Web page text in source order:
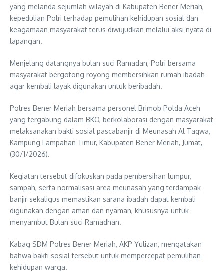
yang melanda sejumlah wilayah di Kabupaten Bener Meriah,
kepedulian Polri terhadap pemulihan kehidupan sosial dan
keagamaan masyarakat terus diwujudkan melalui aksi nyata di
lapangan.
Menjelang datangnya bulan suci Ramadan, Polri bersama
masyarakat bergotong royong membersihkan rumah ibadah
agar kembali layak digunakan untuk beribadah.
Polres Bener Meriah bersama personel Brimob Polda Aceh
yang tergabung dalam BKO, berkolaborasi dengan masyarakat
melaksanakan bakti sosial pascabanjir di Meunasah Al Taqwa,
Kampung Lampahan Timur, Kabupaten Bener Meriah, Jumat,
(30/1/2026).
Kegiatan tersebut difokuskan pada pembersihan lumpur,
sampah, serta normalisasi area meunasah yang terdampak
banjir sekaligus memastikan sarana ibadah dapat kembali
digunakan dengan aman dan nyaman, khususnya untuk
menyambut Bulan suci Ramadhan.
Kabag SDM Polres Bener Meriah, AKP Yulizan, mengatakan
bahwa bakti sosial tersebut untuk mempercepat pemulihan
kehidupan warga.